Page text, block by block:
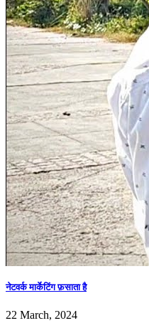
नेटवर्क मार्केटिंग फ़साता है
22 March, 2024